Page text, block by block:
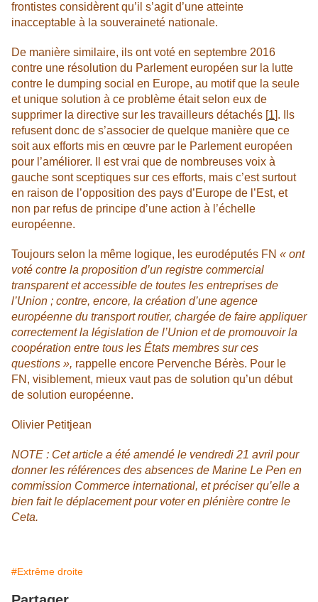
frontistes considèrent qu’il s’agit d’une atteinte
inacceptable à la souveraineté nationale.
De manière similaire, ils ont voté en septembre 2016
contre une résolution du Parlement européen sur la lutte
contre le dumping social en Europe, au motif que la seule
et unique solution à ce problème était selon eux de
supprimer la directive sur les travailleurs détachés [1]. Ils
refusent donc de s’associer de quelque manière que ce
soit aux efforts mis en œuvre par le Parlement européen
pour l’améliorer. Il est vrai que de nombreuses voix à
gauche sont sceptiques sur ces efforts, mais c’est surtout
en raison de l’opposition des pays d’Europe de l’Est, et
non par refus de principe d’une action à l’échelle
européenne.
Toujours selon la même logique, les eurodéputés FN « ont
voté contre la proposition d’un registre commercial
transparent et accessible de toutes les entreprises de
l’Union ; contre, encore, la création d’une agence
européenne du transport routier, chargée de faire appliquer
correctement la législation de l’Union et de promouvoir la
coopération entre tous les États membres sur ces
questions », rappelle encore Pervenche Bérès. Pour le
FN, visiblement, mieux vaut pas de solution qu’un début
de solution européenne.
Olivier Petitjean
NOTE : Cet article a été amendé le vendredi 21 avril pour
donner les références des absences de Marine Le Pen en
commission Commerce international, et préciser qu’elle a
bien fait le déplacement pour voter en plénière contre le
Ceta.
#Extrême droite